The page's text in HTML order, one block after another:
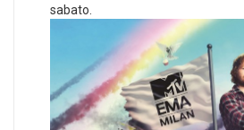
sabato.